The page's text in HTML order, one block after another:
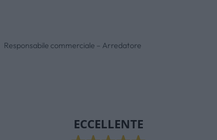
Responsabile commerciale – Arredatore
ECCELLENTE